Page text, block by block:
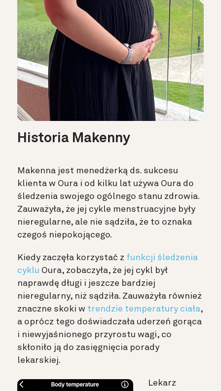
Historia Makenny
Makenna jest menedżerką ds. sukcesu
klienta w Oura i od kilku lat używa Oura do
śledzenia swojego ogólnego stanu zdrowia.
Zauważyła, że jej cykle menstruacyjne były
nieregularne, ale nie sądziła, że to oznaka
czegoś niepokojącego.
Kiedy zaczęła korzystać z funkcji śledzenia
cyklu Oura, zobaczyła, że jej cykl był
naprawdę długi i jeszcze bardziej
nieregularny, niż sądziła. Zauważyła również
znaczne skoki w trendzie temperatury ciała,
a oprócz tego doświadczała uderzeń gorąca
i niewyjaśnionego przyrostu wagi, co
skłoniło ją do zasięgnięcia porady
lekarskiej.
Lekarz